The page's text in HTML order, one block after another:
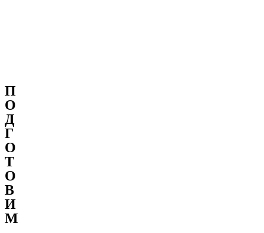
П
О
Д
Г
О
Т
О
В
И
М